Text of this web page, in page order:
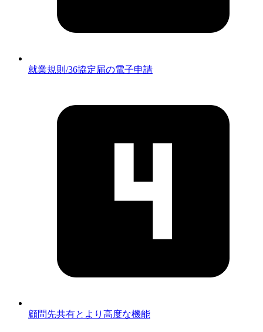
就業規則/36協定届の電子申請
顧問先共有とより高度な機能